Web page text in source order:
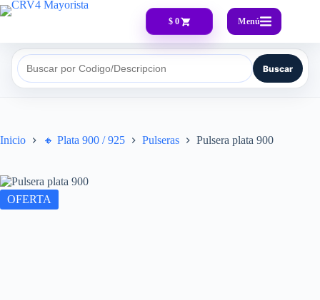
$ 0 Menú
Buscar por Codigo/Descripcion Buscar
Inicio 🔸​ Plata 900 / 925 Pulseras Pulsera plata 900
OFERTA